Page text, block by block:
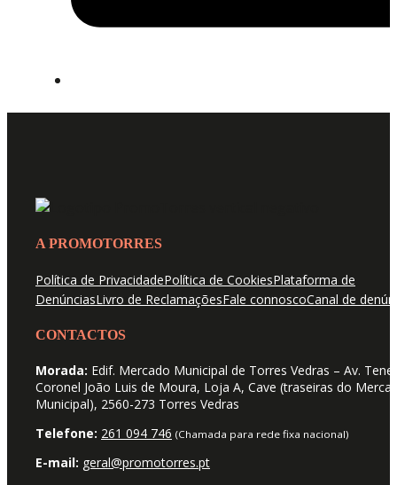
A PROMOTORRES
Política de PrivacidadePolítica de CookiesPlataforma de
DenúnciasLivro de ReclamaçõesFale connoscoCanal de
CONTACTOS
Morada: Edif. Mercado Municipal de Torres Vedras – Av.
Coronel João Luis de Moura, Loja A, Cave (traseiras do
Municipal), 2560-273 Torres Vedras
Telefone: 261 094 746 (Chamada para rede fixa nacional)
E-mail: geral@promotorres.pt